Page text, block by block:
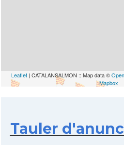
Leaflet | CATALANSALMON :: Map data ©
Mapbox
Tauler